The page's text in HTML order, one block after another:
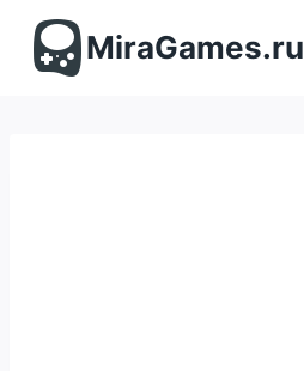
содержимомуMiraGames.ru